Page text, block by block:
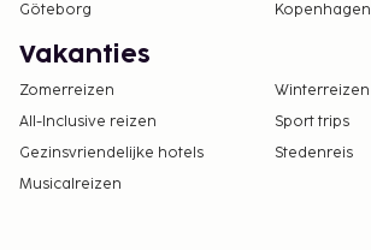
Göteborg
Kopenhagen
Vakanties
Zomerreizen
Winterreizen
All-Inclusive reizen
Sport trips
Gezinsvriendelijke hotels
Stedenreis
Musicalreizen